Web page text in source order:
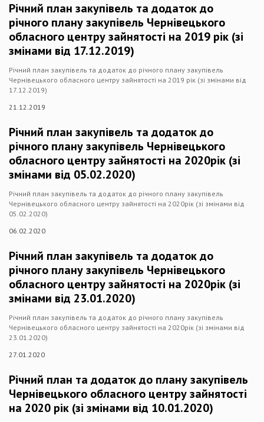
Річний план закупівель та додаток до
річного плану закупівель Чернівецького
обласного центру зайнятості на 2019 рік (зі
змінами від 17.12.2019)
Річний план закупівель та додаток до річного плану закупівель
Чернівецького обласного центру зайнятості на 2019 рік (зі змінами від
17.12.2019)
21.12.2019
Річний план закупівель та додаток до
річного плану закупівель Чернівецького
обласного центру зайнятості на 2020рік (зі
змінами від 05.02.2020)
Річний план закупівель та додаток до річного плану закупівель
Чернівецького обласного центру зайнятості на 2020рік (зі змінами від
05.02.2020)
06.02.2020
Річний план закупівель та додаток до
річного плану закупівель Чернівецького
обласного центру зайнятості на 2020рік (зі
змінами від 23.01.2020)
Річний план закупівель та додаток до річного плану закупівель
Чернівецького обласного центру зайнятості на 2020рік (зі змінами від
23.01.2020)
27.01.2020
Річний план та додаток до плану закупівель
Чернівецького обласного центру зайнятості
на 2020 рік (зі змінами від 10.01.2020)